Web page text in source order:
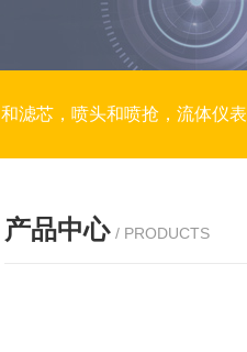
滤芯，喷头和喷抢，流体仪表
产品中心 / PRODUCTS